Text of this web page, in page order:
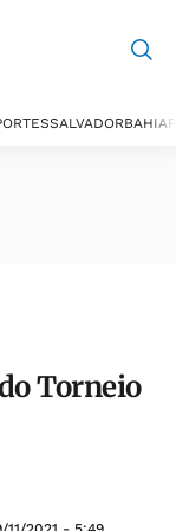
SALVADORBAHIA
Torneio